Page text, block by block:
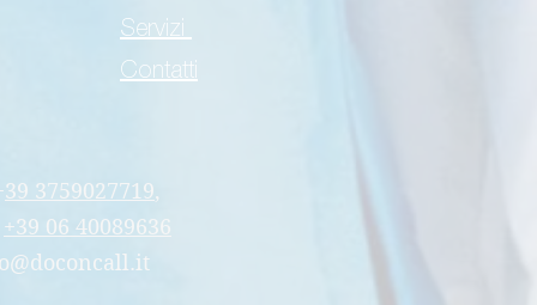
Servizi
Contatti
39 3759027719,
+39 06 40089636